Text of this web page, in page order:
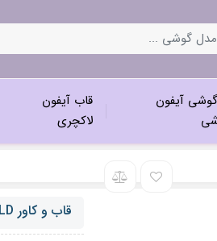
آیفون
قاب آیفون
لاکچری
قاب و کاور KARL LAGERFELD نقره ای C3092